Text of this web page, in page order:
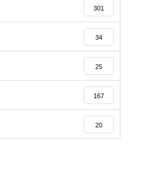
301
34
25
167
20